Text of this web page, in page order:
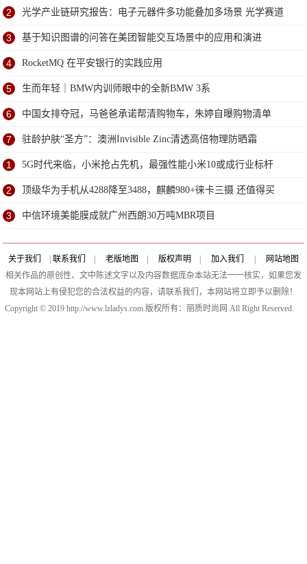
2 光学产业链研究报告：电子元器件多功能叠加多场景 光学赛道
优且长
3 基于知识图谱的问答在美团智能交互场景中的应用和演进
4 RocketMQ 在平安银行的实践应用
5 生而年轻｜BMW内训师眼中的全新BMW 3系
6 中国女排夺冠，马爸爸承诺帮清购物车，朱婷自曝购物清单
7 驻龄护肤“圣方”：澳洲Invisible Zinc清透高倍物理防晒霜
1 5G时代来临，小米抢占先机，最强性能小米10或成行业标杆
2 顶级华为手机从4288降至3488，麒麟980+徕卡三摄 还值得买
吗？
3 中信环境美能膜成就广州西朗30万吨MBR项目
关于我们 联系我们 老版地图 版权声明 加入我们
网站地图
相关作品的原创性、文中陈述文字以及内容数据庞杂本站无法一一核实，如果您发
现本网站上有侵犯您的合法权益的内容，请联系我们，本网站将立即予以删除！
Copyright © 2019 http://www.lzladys.com 版权所有：丽质时尚网 All Right Reserved.